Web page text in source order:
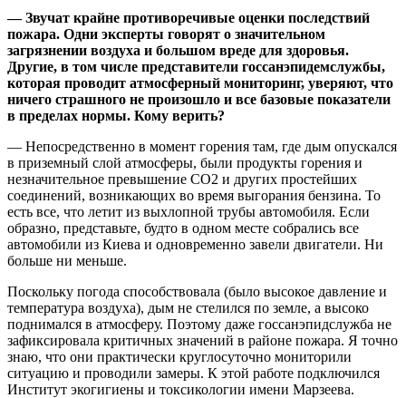
— Звучат крайне противоречивые оценки последствий
пожара. Одни эксперты говорят о значительном
загрязнении воздуха и большом вреде для здоровья.
Другие, в том числе представители госсанэпидемслужбы,
которая проводит атмосферный мониторинг, уверяют, что
ничего страшного не произошло и все базовые показатели
в пределах нормы. Кому верить?
— Непосредственно в момент горения там, где дым опускался
в приземный слой атмосферы, были продукты горения и
незначительное превышение СО2 и других простейших
соединений, возникающих во время выгорания бензина. То
есть все, что летит из выхлопной трубы автомобиля. Если
образно, представьте, будто в одном месте собрались все
автомобили из Киева и одновременно завели двигатели. Ни
больше ни меньше.
Поскольку погода способствовала (было высокое давление и
температура воздуха), дым не стелился по земле, а высоко
поднимался в атмосферу. Поэтому даже госсанэпидслужба не
зафиксировала критичных значений в районе пожара. Я точно
знаю, что они практически круглосуточно мониторили
ситуацию и проводили замеры. К этой работе подключился
Институт экогигиены и токсикологии имени Марзеева.